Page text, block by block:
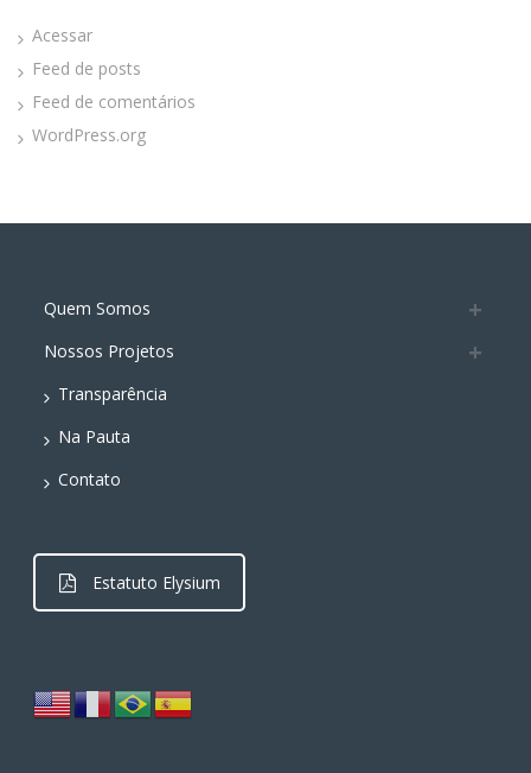
Acessar
Feed de posts
Feed de comentários
WordPress.org
Quem Somos
Nossos Projetos
Transparência
Na Pauta
Contato
Estatuto Elysium